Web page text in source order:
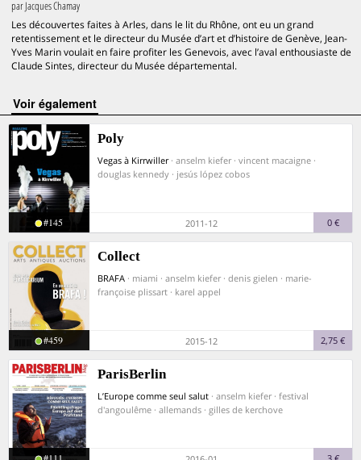
parJacques Chamay
Les découvertes faites à Arles, dans le lit du Rhône, ont eu un grand
retentissement et le directeur du Musée d’art et d’histoire de Genève, Jean-
Yves Marin voulait en faire profiter les Genevois, avec l’aval enthousiaste de
Claude Sintes, directeur du Musée départemental.
voir également
Poly
Vegas à Kirrwiller · anselm kiefer · vincent macaigne ·
douglas kennedy · jesús lópez cobos
#145 2011-12 0 €
Collect
BRAFA · miami · anselm kiefer · denis gielen · marie-
françoise plissart · karel appel
#459 2015-12 2,75 €
ParisBerlin
L’Europe comme seul salut · anselm kiefer · festival
d'angoulême · allemands · gilles de kerchove